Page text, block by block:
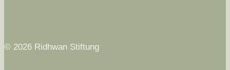
© 2026 Ridhwan Stiftung